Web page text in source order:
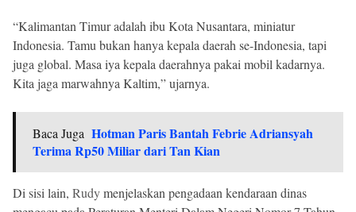
“Kalimantan Timur adalah ibu Kota Nusantara, miniatur
Indonesia. Tamu bukan hanya kepala daerah se-Indonesia, tapi
juga global. Masa iya kepala daerahnya pakai mobil kadarnya.
Kita jaga marwahnya Kaltim,” ujarnya.
Baca Juga Hotman Paris Bantah Febrie Adriansyah
Terima Rp50 Miliar dari Tan Kian
Di sisi lain, Rudymenjelaskan pengadaan kendaraan dinas